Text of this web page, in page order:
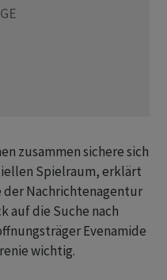
zusammen sichere sich
Spielraum, erklärt
der Nachrichtenagentur
auf die Suche nach
Evenamide
wichtig.